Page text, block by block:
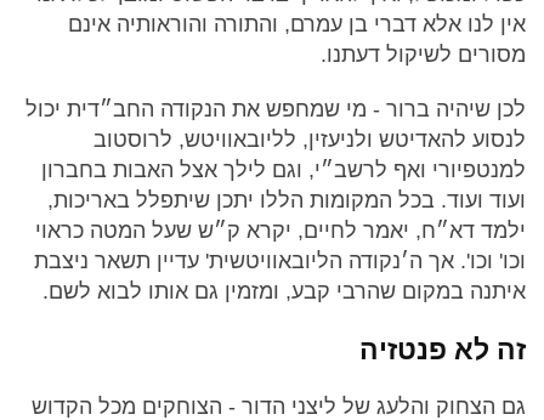
אין לנו אלא דברי בן עמרם, והתורה והוראותיה אינם
מסורים לשיקול דעתנו.
לכן שיהיה ברור - מי שמחפש את הנקודה החב״דית יכול
לנסוע להאדיטש ולניעזין, לליובאוויטש, לרוסטוב
למנטפיורי ואף לרשב״י, וגם לילך אצל האבות בחברון
ועוד ועוד. בכל המקומות הללו יתכן שיתפלל באריכות,
ילמד דא״ח, יאמר לחיים, יקרא ק״ש שעל המטה כראוי
וכו' וכו'. אך ה׳נקודה הליובאוויטשית' עדיין תשאר ניצבת
איתנה במקום שהרבי קבע, ומזמין גם אותו לבוא לשם.
זה לא פנטזיה
גם הצחוק והלעג של ליצני הדור - הצוחקים מכל הקדוש